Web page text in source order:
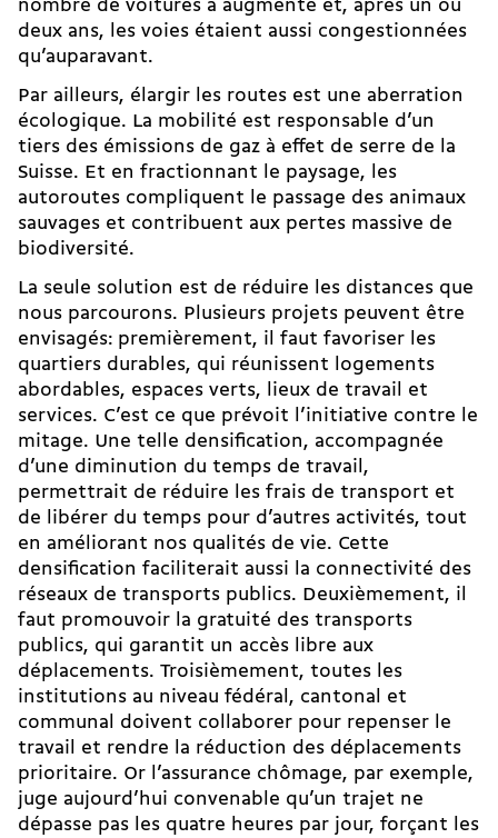
nombre de voitures a augmenté et, après un ou
deux ans, les voies étaient aussi congestionnées
qu’auparavant.
Par ailleurs, élargir les routes est une aberration
écologique. La mobilité est responsable d’un
tiers des émissions de gaz à effet de serre de la
Suisse. Et en fractionnant le paysage, les
autoroutes compliquent le passage des animaux
sauvages et contribuent aux pertes massive de
biodiversité.
La seule solution est de réduire les distances que
nous parcourons. Plusieurs projets peuvent être
envisagés: premièrement, il faut favoriser les
quartiers durables, qui réunissent logements
abordables, espaces verts, lieux de travail et
services. C’est ce que prévoit l’initiative contre le
mitage. Une telle densification, accompagnée
d’une diminution du temps de travail,
permettrait de réduire les frais de transport et
de libérer du temps pour d’autres activités, tout
en améliorant nos qualités de vie. Cette
densification faciliterait aussi la connectivité des
réseaux de transports publics. Deuxièmement, il
faut promouvoir la gratuité des transports
publics, qui garantit un accès libre aux
déplacements. Troisièmement, toutes les
institutions au niveau fédéral, cantonal et
communal doivent collaborer pour repenser le
travail et rendre la réduction des déplacements
prioritaire. Or l’assurance chômage, par exemple,
juge aujourd’hui convenable qu’un trajet ne
dépasse pas les quatre heures par jour, forçant les